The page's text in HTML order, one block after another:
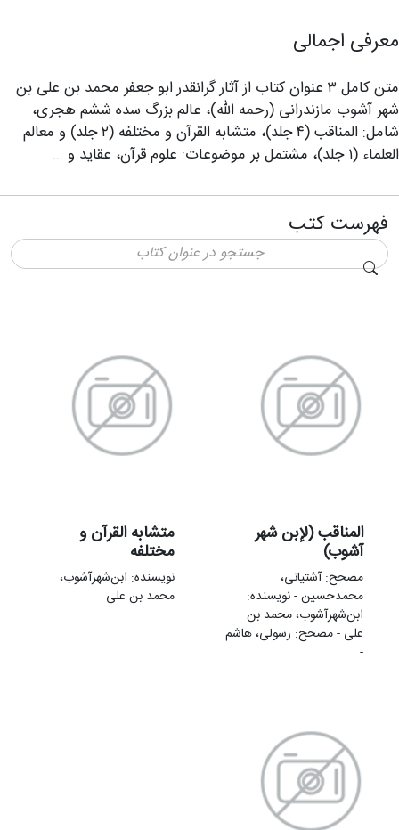
معرفی اجمالی
متن کامل ۳ عنوان کتاب از آثار گرانقدر ابو جعفر محمد بن‌ على‌ بن‌
شهر آشوب مازندرانى (رحمه الله)، عالم بزرگ سده ششم هجری،
شامل: المناقب (۴ جلد)، متشابه‌ القرآن و مختلفه (۲ جلد) و معالم
العلماء (۱ جلد)، مشتمل بر موضوعات: علوم قرآن، عقاید و ...
فهرست کتب
المناقب (لإبن شهر
آشوب)
مصحح: آشتیانی،
محمدحسین - نویسنده:
ابن‌شهرآشوب، محمد بن
علی - مصحح: رسولی، هاشم
-
متشابه القرآن و
مختلفه
نویسنده: ابن‌شهرآشوب،
محمد بن علی